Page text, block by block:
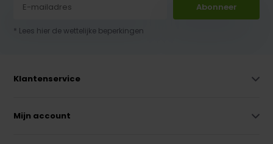
Abonneer
* Lees hier de wettelijke beperkingen
Klantenservice
Mijn account